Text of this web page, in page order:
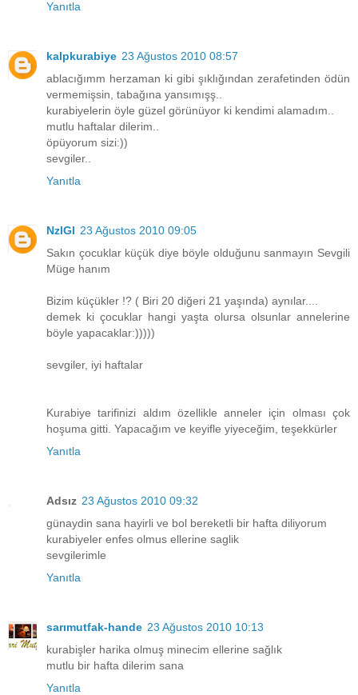
Yanıtla
kalpkurabiye 23 Ağustos 2010 08:57
ablacığımm herzaman ki gibi şıklığından zerafetinden ödün
vermemişsin, tabağına yansımışş..
kurabiyelerin öyle güzel görünüyor ki kendimi alamadım..
mutlu haftalar dilerim..
öpüyorum sizi:))
sevgiler..
Yanıtla
NzlGl 23 Ağustos 2010 09:05
Sakın çocuklar küçük diye böyle olduğunu sanmayın Sevgili
Müge hanım
Bizim küçükler !? ( Biri 20 diğeri 21 yaşında) aynılar....
demek ki çocuklar hangi yaşta olursa olsunlar annelerine
böyle yapacaklar:)))))
sevgiler, iyi haftalar
Kurabiye tarifinizi aldım özellikle anneler için olması çok
hoşuma gitti. Yapacağım ve keyifle yiyeceğim, teşekkürler
Yanıtla
Adsız 23 Ağustos 2010 09:32
günaydin sana hayirli ve bol bereketli bir hafta diliyorum
kurabiyeler enfes olmus ellerine saglik
sevgilerimle
Yanıtla
sarımutfak-hande 23 Ağustos 2010 10:13
kurabişler harika olmuş minecim ellerine sağlık
mutlu bir hafta dilerim sana
Yanıtla